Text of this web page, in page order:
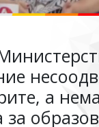
а
за